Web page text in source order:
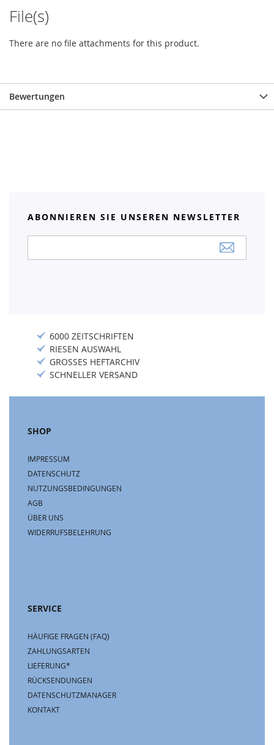
File(s)
There are no file attachments for this product.
Bewertungen
ABONNIEREN SIE UNSEREN NEWSLETTER
Newsletter:
6000 ZEITSCHRIFTEN
RIESEN AUSWAHL
GROSSES HEFTARCHIV
SCHNELLER VERSAND
SHOP
IMPRESSUM
DATENSCHUTZ
NUTZUNGSBEDINGUNGEN
AGB
ÜBER UNS
WIDERRUFSBELEHRUNG
SERVICE
HÄUFIGE FRAGEN (FAQ)
ZAHLUNGSARTEN
LIEFERUNG*
RÜCKSENDUNGEN
DATENSCHUTZMANAGER
KONTAKT